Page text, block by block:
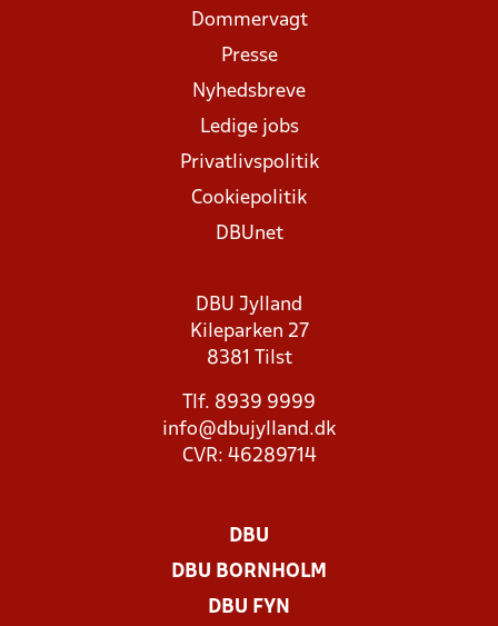
Dommervagt
Presse
Nyhedsbreve
Ledige jobs
Privatlivspolitik
Cookiepolitik
DBUnet
DBU Jylland
Kileparken 27
8381 Tilst
Tlf. 8939 9999
info@dbujylland.dk
CVR: 46289714
DBU
DBU BORNHOLM
DBU FYN